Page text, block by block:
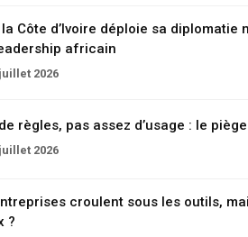
la Côte d’Ivoire déploie sa
africain
2026
règles, pas assez d’usage : le
2026
croulent sous les outils,
?